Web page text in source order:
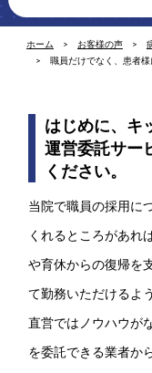
ホーム お客様の声
職員だけでなく、患者
はじめに、キ
運営委託サー
ください。
当院で職員の採用に
くれるところがあれ
や育休からの復帰を
て勤務いただけるよ
直営ではノウハウが
を委託できる業者か